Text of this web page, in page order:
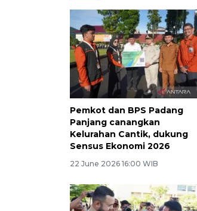
Pemkot dan BPS Padang
Panjang canangkan
Kelurahan Cantik, dukung
Sensus Ekonomi 2026
22 June 2026 16:00 WIB